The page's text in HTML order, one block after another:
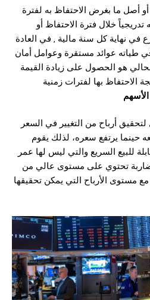
أصل ما بغرض الاحتفاظ به لفترة
خلال فترة الاحتفاظ أو
في نهاية كل سنة مالية , في العادة
طياته عوائد مستقرة وعوامل أمان
هو الحصول على زيادة القيمة
أرباح من التغيير في السعر
حينما يرتفع سعره، لذلك يقوم
للبيع السريع والتي ليس لها عمر
تحتوي على مستوى عالي من
مستوى الأرباح التي يمكن تحقيقها